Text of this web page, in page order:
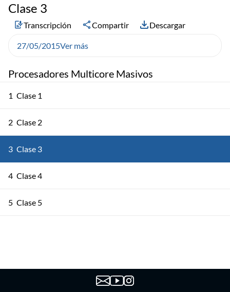
Procesadores Multicore Masivos
1 Clase 1
2 Clase 2
3 Clase 3
4 Clase 4
5 Clase 5
Clase 3
Transcripción Compartir Descargar
27/05/2015Ver más